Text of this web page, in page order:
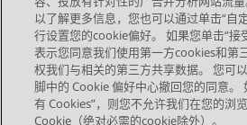
Topic navigation
上一主题
STAY CONNECTED
以了解更多信息，您也可以通过单击“自
行设置您的cookie偏好。 如果您单击“接
表示您同意我们使用第一方cookies和第
权我们与相关的第三方共享数据。 您可
脚中的 Cookie 偏好中心撤回您的同意。
有 Cookies”，则您不允许我们在您的浏
Cookie（绝对必需的cookie除外）。